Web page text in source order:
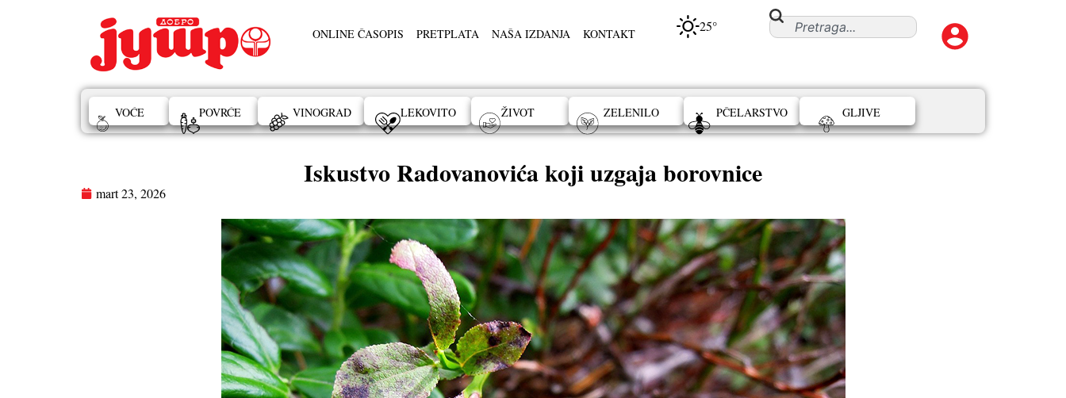
ONLINE ČASOPIS PRETPLATA NAŠA IZDANJA KONTAKT 25°
VOĆE POVRĆE VINOGRAD LEKOVITO ŽIVOT ZELENILO PČELARSTVO GLJIVE
Iskustvo Radovanovića koji uzgaja borovnice
mart 23, 2026